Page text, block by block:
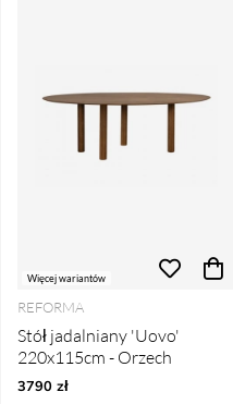
Więcej wariantów
REFORMA
Stół jadalniany 'Uovo'
220x115cm - Orzech
3790 zł